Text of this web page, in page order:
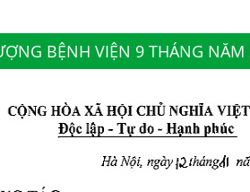
BỆNH VIỆN 9 THÁNG